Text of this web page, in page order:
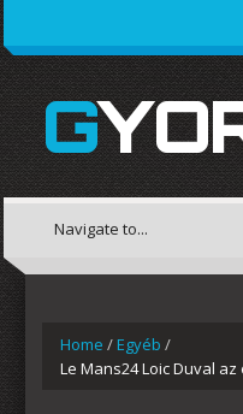
Home /Egyéb /
Le Mans24 Loic Duval